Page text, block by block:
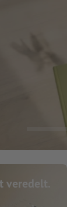
veredelt.